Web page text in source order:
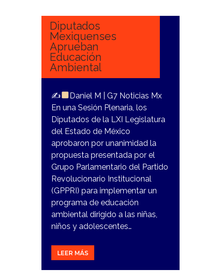
Diputados
Mexiquenses
Aprueban
Educación
Ambiental
✍
Daniel M | G7 Noticias Mx
En una Sesión Plenaria, los
Diputados de la LXI Legislatura
del Estado de México
aprobaron por unanimidad la
propuesta presentada por el
Grupo Parlamentario del Partido
Revolucionario Institucional
(GPPRI) para implementar un
programa de educación
ambiental dirigido a las niñas,
niños y adolescentes…
LEER MÁS